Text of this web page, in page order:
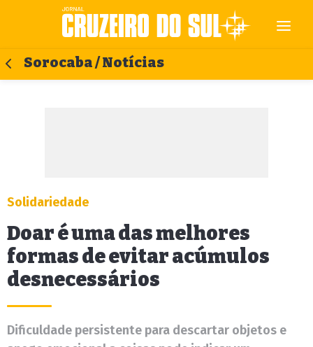
Sorocaba / Notícias
Solidariedade
Doar é uma das melhores
formas de evitar acúmulos
desnecessários
Dificuldade persistente para descartar objetos e